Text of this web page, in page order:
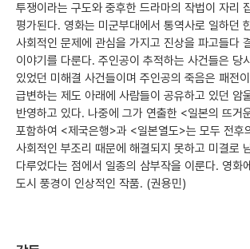
투쟁이라는 구도와 중후한 드라마의 작법이 자리
평가된다. 영화는 미군부대에서 통역사로 일하던
사회적인 문제에 관심을 가지고 진상을 파고들다
이야기를 다룬다. 주인공이 추적하는 사건들은 당
있었던 미해결 사건들이며 주인공의 죽음은 패전
급변하는 제도 아래에 사람들이 공유하고 있던 암
반영하고 있다. 나중에 그가 연출한 <일본의 뜨거
포함하여 <제국은행>과 <일본열도>는 모두 전후
사회적인 부조리 때문에 해결되지 못하고 미결로
다루었다는 점에서 일종의 삼부작을 이룬다. 영화
도시 풍경이 인상적인 작품. (권용민)